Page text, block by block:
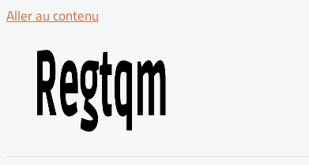
Aller au contenu